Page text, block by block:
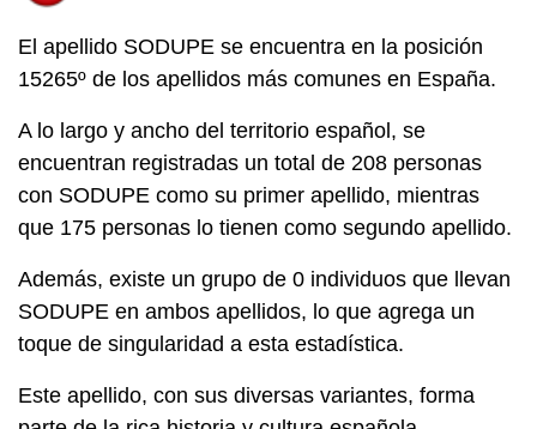
El apellido SODUPE se encuentra en la posición
15265º de los apellidos más comunes en España.
A lo largo y ancho del territorio español, se
encuentran registradas un total de 208 personas
con SODUPE como su primer apellido, mientras
que 175 personas lo tienen como segundo apellido.
Además, existe un grupo de 0 individuos que llevan
SODUPE en ambos apellidos, lo que agrega un
toque de singularidad a esta estadística.
Este apellido, con sus diversas variantes, forma